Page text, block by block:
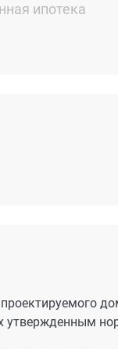
ипотека